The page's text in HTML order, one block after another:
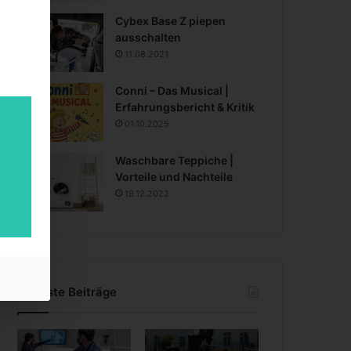
Cybex Base Z piepen
ausschalten
11.08.2021
Conni – Das Musical |
Erfahrungsbericht & Kritik
01.10.2025
Waschbare Teppiche |
Vorteile und Nachteile
19.12.2022
Neueste Beiträge